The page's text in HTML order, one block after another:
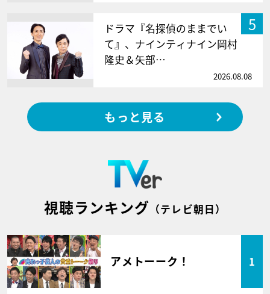
5
ドラマ『名探偵のままでい
て』、ナインティナイン岡村
隆史＆矢部…
2026.08.08
もっと見る
視聴ランキング （テレビ朝日）
アメトーーク！ 1